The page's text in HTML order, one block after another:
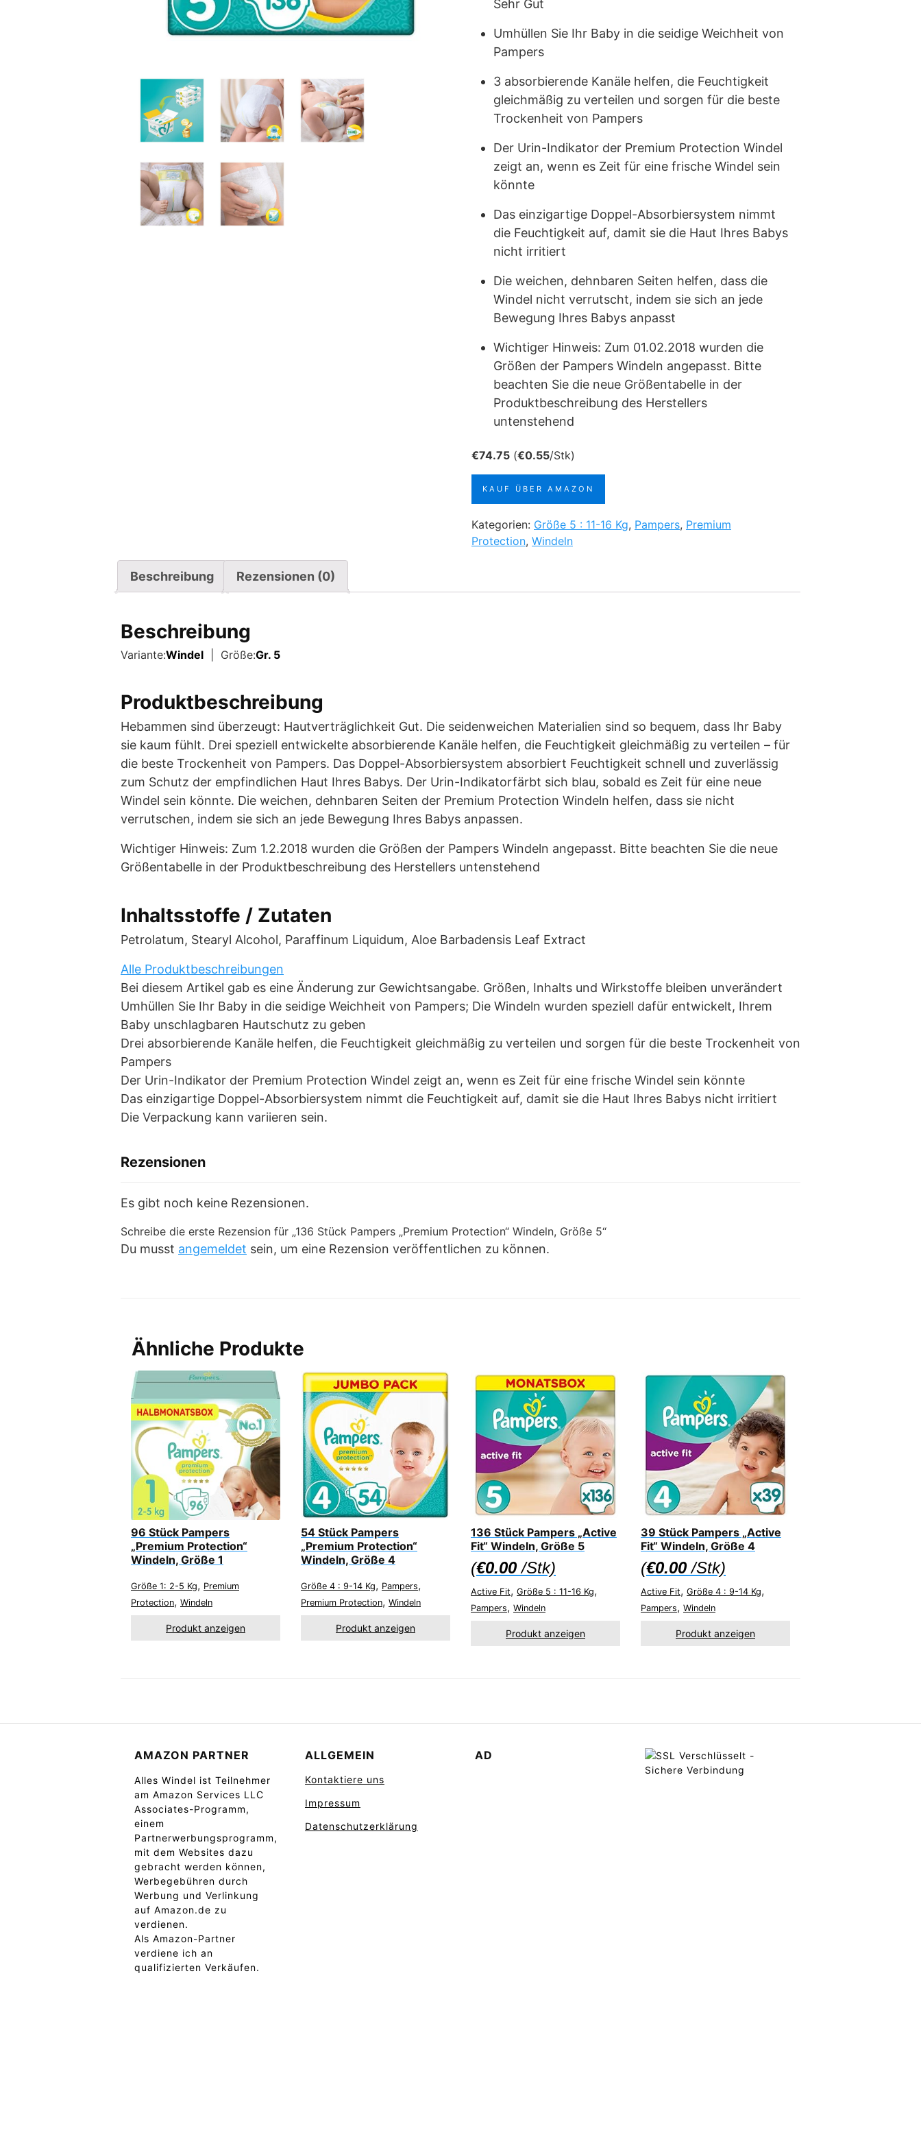
Sehr Gut
Umhüllen Sie Ihr Baby in die seidige Weichheit von
Pampers
3 absorbierende Kanäle helfen, die Feuchtigkeit
gleichmäßig zu verteilen und sorgen für die beste
Trockenheit von Pampers
Der Urin-Indikator der Premium Protection Windel
zeigt an, wenn es Zeit für eine frische Windel sein
könnte
Das einzigartige Doppel-Absorbiersystem nimmt
die Feuchtigkeit auf, damit sie die Haut Ihres Babys
nicht irritiert
Die weichen, dehnbaren Seiten helfen, dass die
Windel nicht verrutscht, indem sie sich an jede
Bewegung Ihres Babys anpasst
Wichtiger Hinweis: Zum 01.02.2018 wurden die
Größen der Pampers Windeln angepasst. Bitte
beachten Sie die neue Größentabelle in der
Produktbeschreibung des Herstellers
untenstehend
€74.75 (€0.55/Stk)
KAUF ÜBER AMAZON
Kategorien: Größe 5 : 11-16 Kg, Pampers, Premium
Protection, Windeln
Beschreibung Rezensionen (0)
Beschreibung
Variante:Windel | Größe:Gr. 5
Produktbeschreibung
Hebammen sind überzeugt: Hautverträglichkeit Gut. Die seidenweichen Materialien sind so bequem, dass Ihr Baby
sie kaum fühlt. Drei speziell entwickelte absorbierende Kanäle helfen, die Feuchtigkeit gleichmäßig zu verteilen – für
die beste Trockenheit von Pampers. Das Doppel-Absorbiersystem absorbiert Feuchtigkeit schnell und zuverlässig
zum Schutz der empfindlichen Haut Ihres Babys. Der Urin-Indikatorfärbt sich blau, sobald es Zeit für eine neue
Windel sein könnte. Die weichen, dehnbaren Seiten der Premium Protection Windeln helfen, dass sie nicht
verrutschen, indem sie sich an jede Bewegung Ihres Babys anpassen.
Wichtiger Hinweis: Zum 1.2.2018 wurden die Größen der Pampers Windeln angepasst. Bitte beachten Sie die neue
Größentabelle in der Produktbeschreibung des Herstellers untenstehend
Inhaltsstoffe / Zutaten
Petrolatum, Stearyl Alcohol, Paraffinum Liquidum, Aloe Barbadensis Leaf Extract
Alle Produktbeschreibungen
Bei diesem Artikel gab es eine Änderung zur Gewichtsangabe. Größen, Inhalts und Wirkstoffe bleiben unverändert
Umhüllen Sie Ihr Baby in die seidige Weichheit von Pampers; Die Windeln wurden speziell dafür entwickelt, Ihrem
Baby unschlagbaren Hautschutz zu geben
Drei absorbierende Kanäle helfen, die Feuchtigkeit gleichmäßig zu verteilen und sorgen für die beste Trockenheit von
Pampers
Der Urin-Indikator der Premium Protection Windel zeigt an, wenn es Zeit für eine frische Windel sein könnte
Das einzigartige Doppel-Absorbiersystem nimmt die Feuchtigkeit auf, damit sie die Haut Ihres Babys nicht irritiert
Die Verpackung kann variieren sein.
Rezensionen
Es gibt noch keine Rezensionen.
Schreibe die erste Rezension für „136 Stück Pampers „Premium Protection“ Windeln, Größe 5“
Du musst angemeldet sein, um eine Rezension veröffentlichen zu können.
Ähnliche Produkte
96 Stück Pampers
„Premium Protection“
Windeln, Größe 1
Größe 1: 2-5 Kg, Premium
Protection, Windeln
Produkt anzeigen
54 Stück Pampers
„Premium Protection“
Windeln, Größe 4
Größe 4 : 9-14 Kg, Pampers,
Premium Protection, Windeln
Produkt anzeigen
136 Stück Pampers „Active
Fit“ Windeln, Größe 5
(€0.00 /Stk)
Active Fit, Größe 5 : 11-16 Kg,
Pampers, Windeln
Produkt anzeigen
39 Stück Pampers „Active
Fit“ Windeln, Größe 4
(€0.00 /Stk)
Active Fit, Größe 4 : 9-14 Kg,
Pampers, Windeln
Produkt anzeigen
AMAZON PARTNER
Alles Windel ist Teilnehmer
am Amazon Services LLC
Associates-Programm,
einem
Partnerwerbungsprogramm,
mit dem Websites dazu
gebracht werden können,
Werbegebühren durch
Werbung und Verlinkung
auf Amazon.de zu
verdienen.
Als Amazon-Partner
verdiene ich an
qualifizierten Verkäufen.
ALLGEMEIN
Kontaktiere uns
Impressum
Datenschutzerklärung
AD